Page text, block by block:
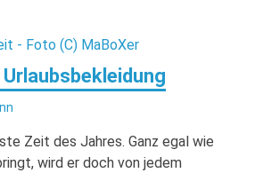
Zeit des Jahres. Ganz egal wie
wird er doch von jedem